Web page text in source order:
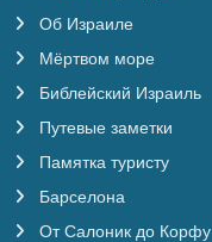
Об Израиле
Мёртвом море
Библейский Израиль
Путевые заметки
Памятка туристу
Барселона
От Салоник до Корфу